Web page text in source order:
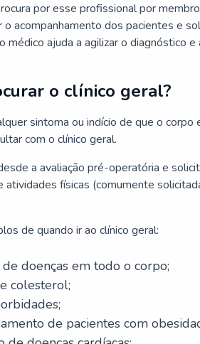
por esse profissional por
o acompanhamento dos pacientes e
médico ajuda a agilizar o diagnóstico
o clínico geral?
sintoma ou indício de que o corpo
com o clínico geral.
a avaliação pré-operatória e
atividades físicas (comumente
de quando ir ao clínico geral:
doenças em todo o corpo;
colesterol;
de pacientes com